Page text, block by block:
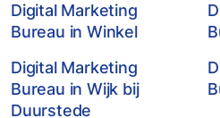
Digital Marketing
Bureau in Winkel
Digital Marketing
Bureau in Wijk bij
Duurstede